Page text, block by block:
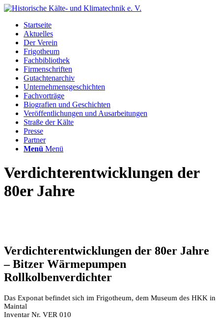
Startseite
Aktuelles
Der Verein
Frigotheum
Fachbibliothek
Firmenschriften
Gutachtenarchiv
Unternehmensgeschichten
Fachvorträge
Biografien und Geschichten
Veröffentlichungen und Ausarbeitungen
Straße der Kälte
Presse
Partner
Menü Menü
Verdichterentwicklungen der
80er Jahre
Verdichterentwicklungen der 80er Jahre
– Bitzer Wärmepumpen
Rollkolbenverdichter
Das Exponat befindet sich im Frigotheum, dem Museum des HKK in
Maintal
Inventar Nr. VER 010